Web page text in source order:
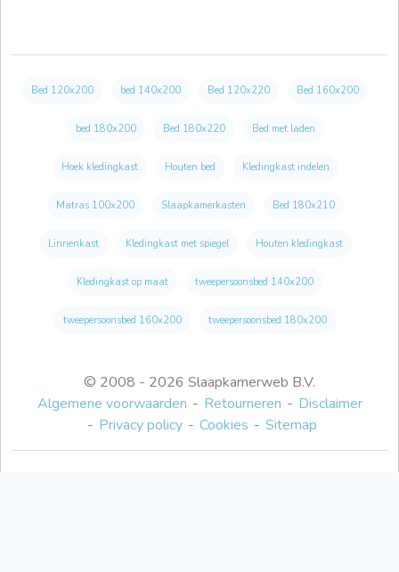
© 2008 - 2026 Slaapkamerweb B.V.
Algemene voorwaarden
Retourneren
Disclaimer
Privacy policy
Cookies Sitemap
Bed 120x200 bed 140x200 Bed 120x220 Bed 160x200
bed 180x200 Bed 180x220 Bed met laden
Hoek kledingkast Houten bed Kledingkast indelen
Matras 100x200 Slaapkamerkasten Bed 180x210
Linnenkast Kledingkast met spiegel Houten kledingkast
Kledingkast op maat tweepersoonsbed 140x200
tweepersoonsbed 160x200 tweepersoonsbed 180x200